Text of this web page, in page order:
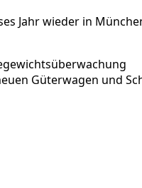
Jahr wieder in
Güterwagen und